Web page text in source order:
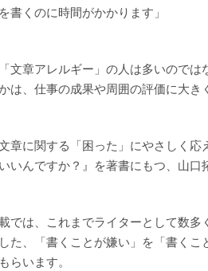
書くのに時間がかかります」
文章アレルギー」の人は多いので
は、仕事の成果や周囲の評価に大き
章に関する「困った」にやさしく応
いんですか？』を著書にもつ、山口
では、これまでライターとして数
た、「書くことが嫌い」を「書く
らいます。